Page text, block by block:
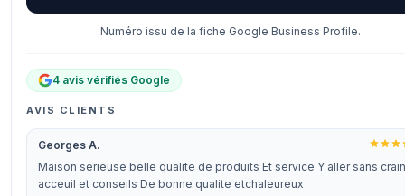
Numéro issu de la fiche Google Business Profile.
4 avis vérifiés Google
AVIS CLIENTS
Georges A.
Maison serieuse belle qualite de produits Et service Y aller sans
acceuil et conseils De bonne qualite etchaleureux